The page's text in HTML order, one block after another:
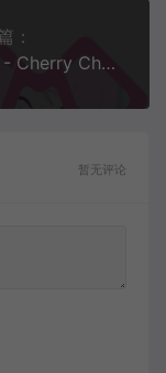
：
Aika - Cherry Cheeks[MP3][320K][9.61M]
暂无评论